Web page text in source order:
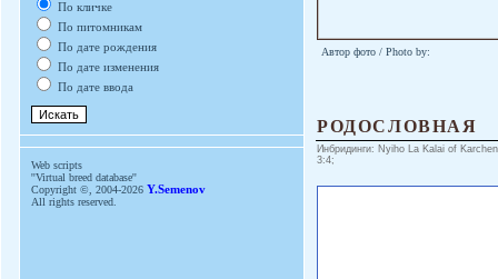
По кличке
По питомникам
По дате рождения
По дате изменения
По дате ввода
Web scripts
''Virtual breed database''
Copyright ©, 2004-2026 Y.Semenov
All rights reserved.
Автор фото / Photo by:
РОДОСЛОВНАЯ
Инбридинги: Nyiho La Kalai of
3:4;